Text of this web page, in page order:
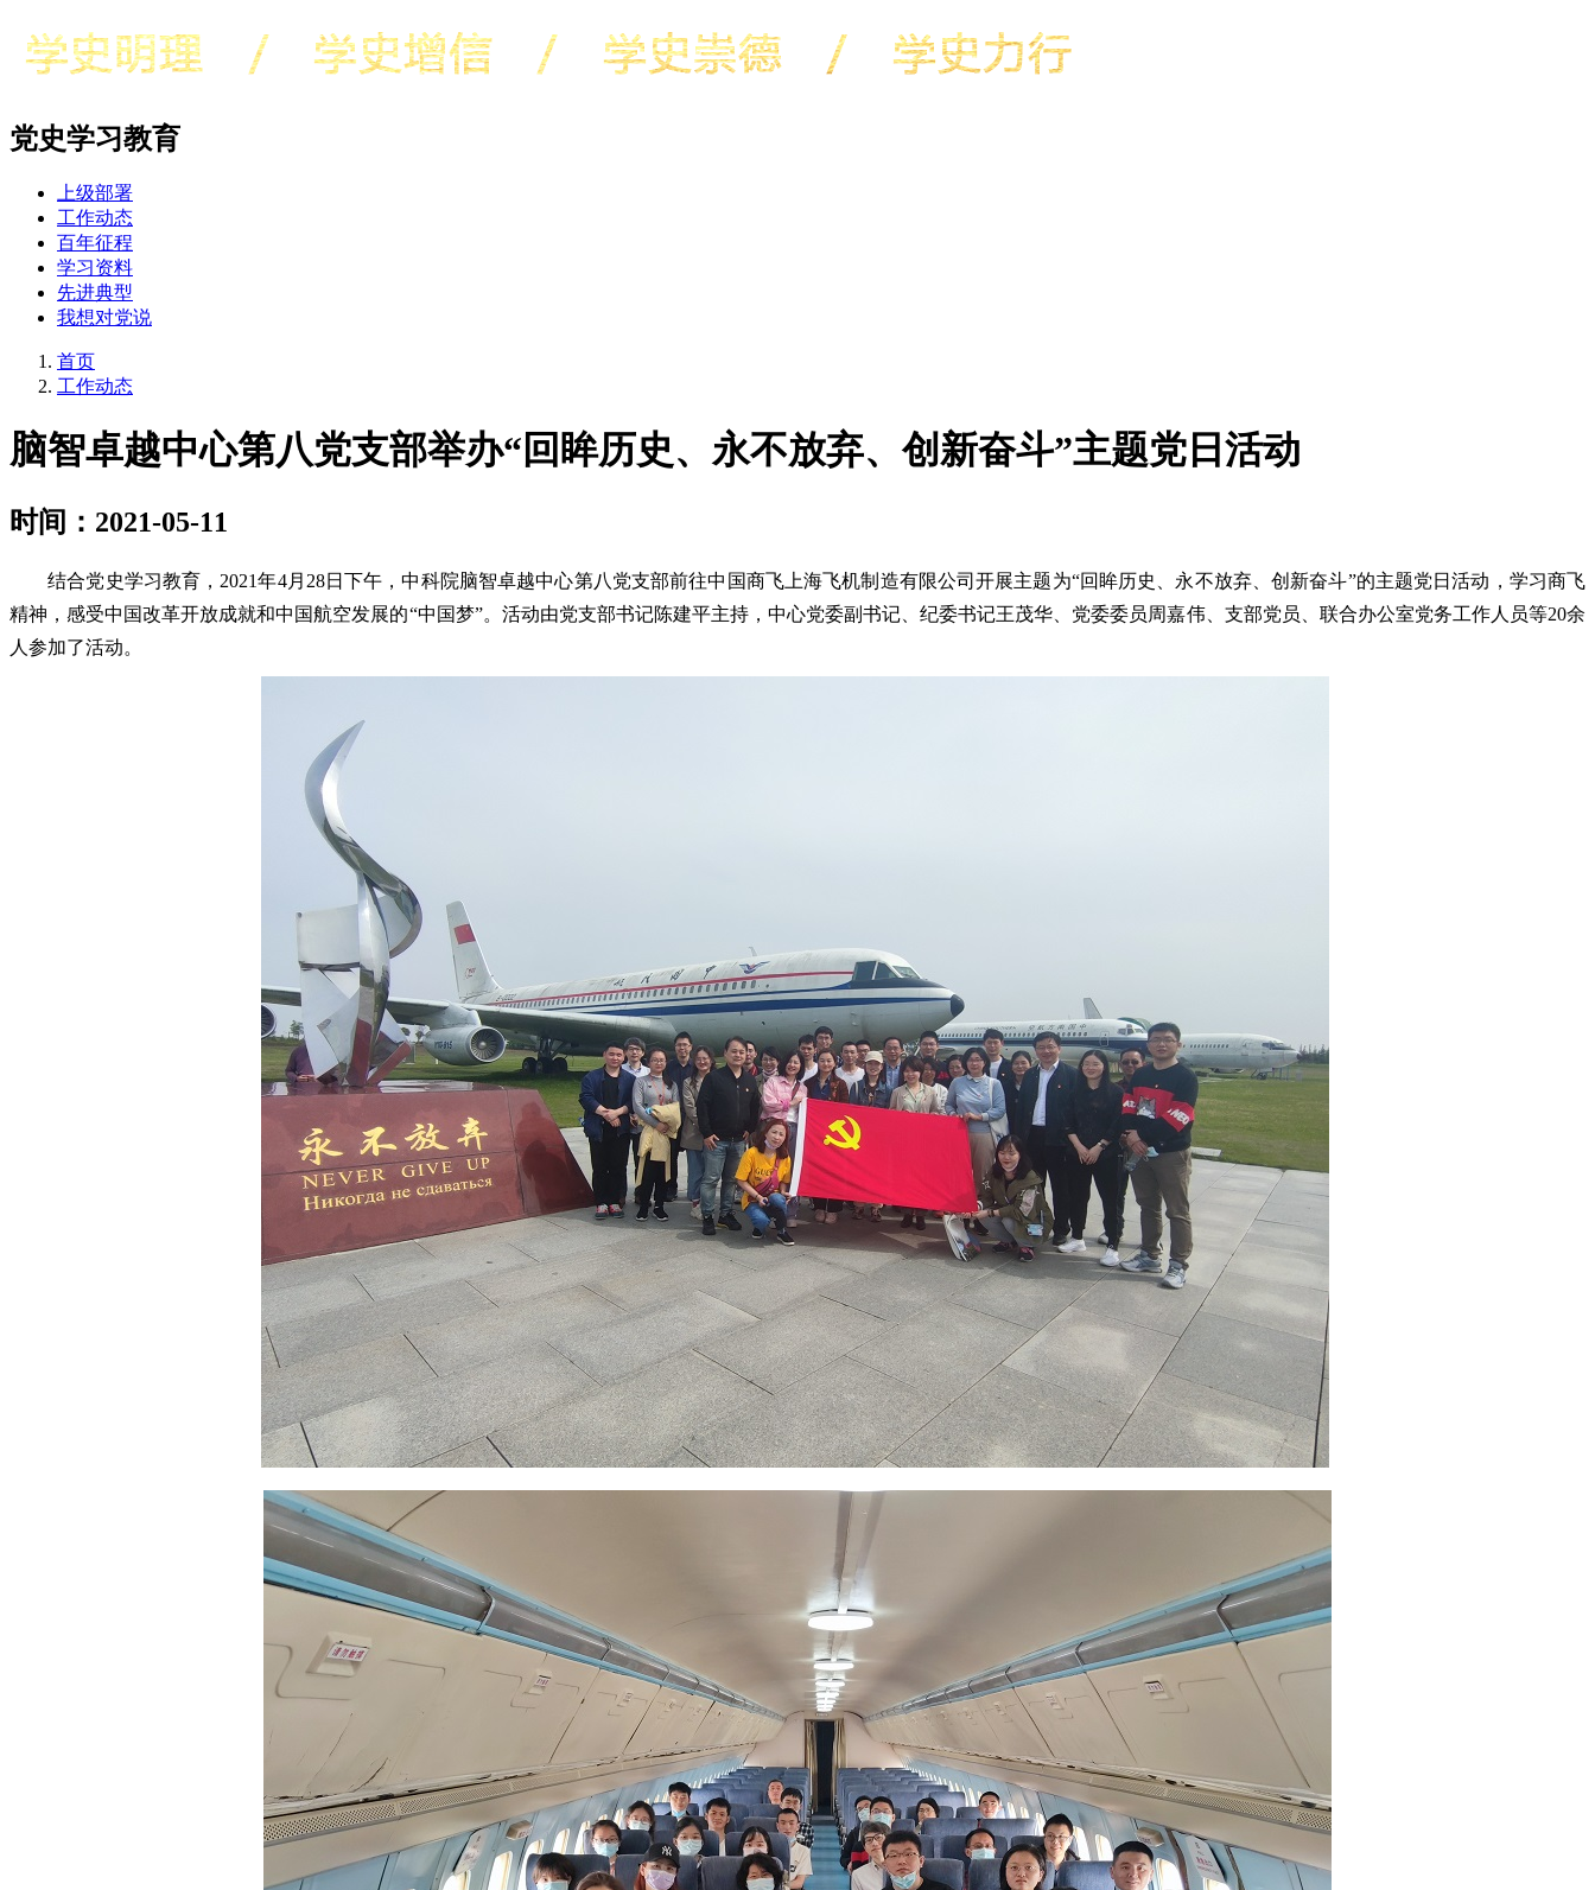
党史学习教育
上级部署
工作动态
百年征程
学习资料
先进典型
我想对党说
首页
工作动态
脑智卓越中心第八党支部举办“回眸历史、永不放弃、创新奋斗”主题党日活动
时间：2021-05-11
结合党史学习教育， 2021年4月 28日下午，中科院脑智卓越中心第八党支部前往中国商飞上海飞机制造有限公司开展主题为“回眸历史、永不放弃、创新奋斗”的主题党日活动，学习商飞
精神，感受中国改革开放成就和中国航空发展的“中国梦”。活动由党支部书记陈建平主持，中心党委副书记、纪委书记王茂华、党委委员周嘉伟、支部党员、联合办公室党务工作人员等20余
人参加了活动。